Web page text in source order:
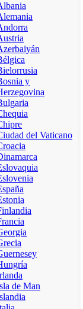
y
del Vaticano
de Man